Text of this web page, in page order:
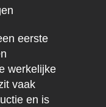
eerste
werkelijke
vaak
en is